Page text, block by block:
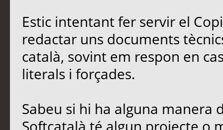
Estic intentant fer servir el
redactar uns documents
català, sovint em respon en
literals i forçades.
Sabeu si hi ha alguna manera